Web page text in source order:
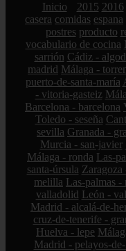
Inicio 2015 2016
casera comidas espana
postres producto
vocabulario de cocina
sarrión Cádiz -
madrid Málaga -
puerto-de-santa-maría
- vitoria-gasteiz
Barcelona - barcelona
Toledo - seseña
sevilla Granada -
Murcia - san-javier
Málaga - ronda Las-
santa-úrsula Zaragoza
melilla Las-palmas -
valladolid León -
Madrid - alcalá-de-
cruz-de-tenerife -
Huelva - lepe
Madrid - pelayos-